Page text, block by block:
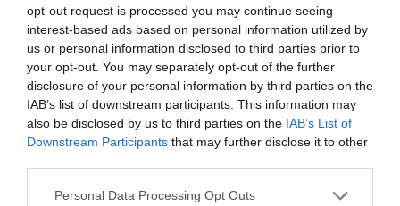
opt-out request is processed you may continue seeing
interest-based ads based on personal information utilized by
us or personal information disclosed to third parties prior to
your opt-out. You may separately opt-out of the further
disclosure of your personal information by third parties on the
IAB’s list of downstream participants. This information may
also be disclosed by us to third parties on the IAB’s List of
Downstream Participants that may further disclose it to other
Please note that this website/app uses one or more Google
Personal Data Processing Opt Outs
35 PERCES TANÓRÁK ÉS KEVESEBB
HÁZI FELADAT JÖHET AZ ALSÓ ...
2026. augusztus 08|Mindenki ügye
BAKA ANDRÁST JELÖLI KÖZTÁRSASÁGI